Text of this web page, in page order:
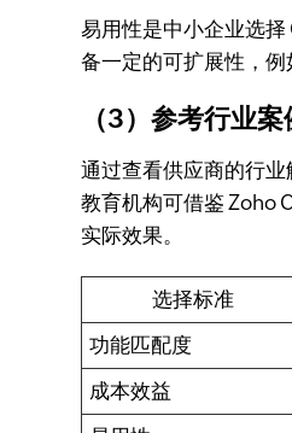
易用性是中小企业选
备一定的可扩展性，例
（3）参考行业
通过查看供应商的行
教育机构可借鉴 Zoho
实际效果。
选择标准
功能匹配度
成本效益